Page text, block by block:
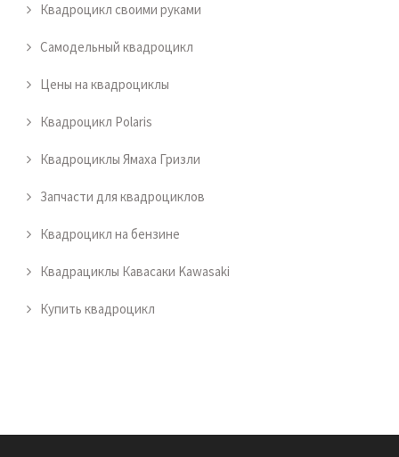
Квадроцикл своими руками
Самодельный квадроцикл
Цены на квадроциклы
Квадроцикл Polaris
Квадроциклы Ямаха Гризли
Запчасти для квадроциклов
Квадроцикл на бензине
Квадрациклы Кавасаки Kawasaki
Купить квадроцикл